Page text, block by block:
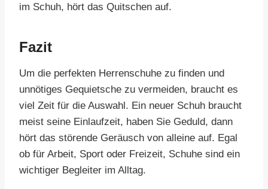
im Schuh, hört das Quitschen auf.
Fazit
Um die perfekten Herrenschuhe zu finden und
unnötiges Gequietsche zu vermeiden, braucht es
viel Zeit für die Auswahl. Ein neuer Schuh braucht
meist seine Einlaufzeit, haben Sie Geduld, dann
hört das störende Geräusch von alleine auf. Egal
ob für Arbeit, Sport oder Freizeit, Schuhe sind ein
wichtiger Begleiter im Alltag.